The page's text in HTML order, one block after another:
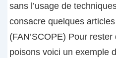
sans l’usage de
consacre quelques
(FAN’SCOPE) Pour
poisons voici un exemple